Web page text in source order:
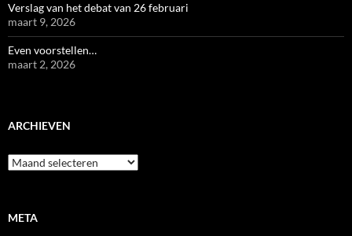
Verslag van het debat van 26 februari
maart 9, 2026
Even voorstellen…
maart 2, 2026
ARCHIEVEN
Archieven
META